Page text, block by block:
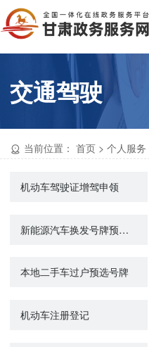
交通驾驶
当前位置： 首页 >个人服务
机动车驾驶证增驾申领
新能源汽车换发号牌预选号牌
本地二手车过户预选号牌
机动车注册登记